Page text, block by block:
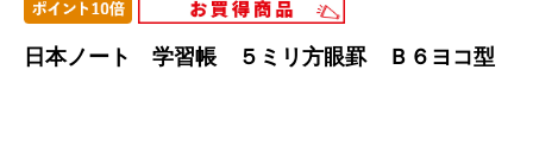
日本ノート 学習帳 ５ミリ方眼罫 Ｂ６ヨコ型